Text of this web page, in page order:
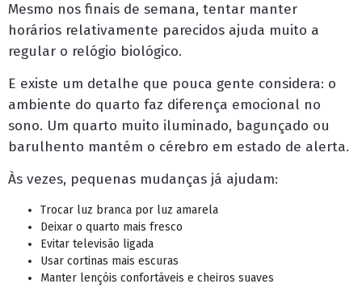
Mesmo nos finais de semana, tentar manter
horários relativamente parecidos ajuda muito a
regular o relógio biológico.
E existe um detalhe que pouca gente considera: o
ambiente do quarto faz diferença emocional no
sono. Um quarto muito iluminado, bagunçado ou
barulhento mantém o cérebro em estado de alerta.
Às vezes, pequenas mudanças já ajudam:
Trocar luz branca por luz amarela
Deixar o quarto mais fresco
Evitar televisão ligada
Usar cortinas mais escuras
Manter lençóis confortáveis e cheiros suaves